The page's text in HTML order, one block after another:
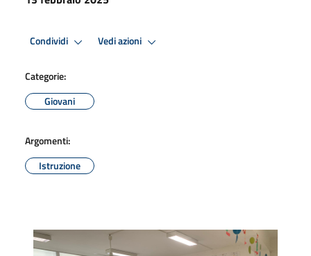
Condividi Vedi azioni
Categorie:
Giovani
Argomenti:
Istruzione